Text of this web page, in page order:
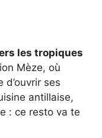
les tropiques
Mèze, où
ses
antillaise,
: ce resto va te